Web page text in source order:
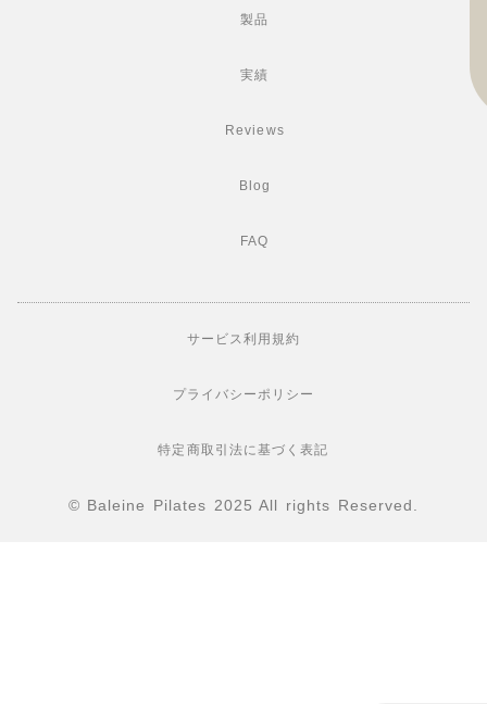
製品
実績
Reviews
Blog
FAQ
© Baleine Pilates 2025 All rights Reserved.
サービス利用規約
プライバシーポリシー
特定商取引法に基づく表記